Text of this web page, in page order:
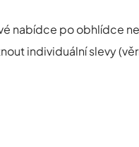
nabídce po obhlídce
individuální slevy